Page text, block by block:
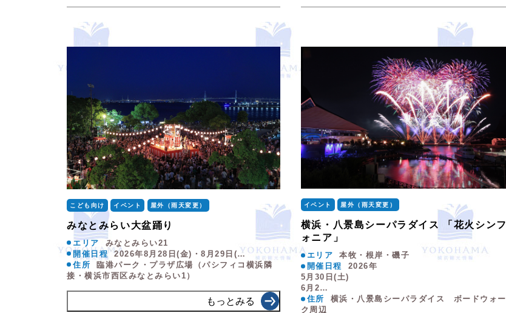
こども向け イベント 屋外（雨天変更）
みなとみらい大盆踊り
エリア
みなとみらい21
開催日程
2026年8月28日(金)・8月29日(…
住所
臨港パーク・プラザ広場（パシフィコ横浜隣
接・横浜市西区みなとみらい1）
もっとみる
イベント 屋外（雨天変更）
横浜・八景島シーパラダイス 「花火シンフ
ォニア」
エリア
本牧・根岸・磯子
開催日程
2026年
5月30日(土)
6月2…
住所
横浜・八景島シーパラダイス ボードウォー
ク周辺